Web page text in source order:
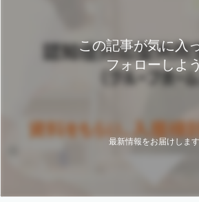
この記事が気に入
フォローしよ
最新情報をお届けします